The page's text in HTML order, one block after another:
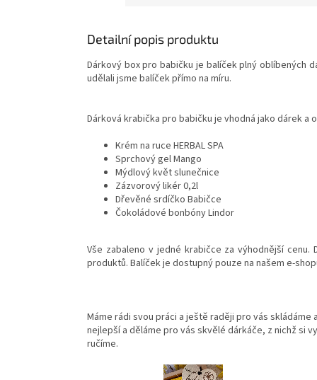
Detailní popis produktu
Dárkový box pro babičku je balíček plný oblíbených
udělali jsme balíček přímo na míru.
Dárková krabička pro babičku je vhodná jako dárek
Krém na ruce HERBAL SPA
Sprchový gel Mango
Mýdlový květ slunečnice
Zázvorový likér 0,2l
Dřevěné srdíčko Babičce
Čokoládové bonbóny Lindor
Vše zabaleno v jedné krabičce za výhodnější
produktů. Balíček je dostupný pouze na našem e-
Máme rádi svou práci a ještě raději pro vás
nejlepší a děláme pro vás skvělé dárkáče, z nichž si
ručíme.